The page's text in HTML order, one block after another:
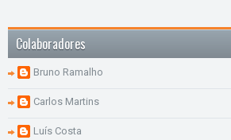
Colaboradores
Bruno Ramalho
Carlos Martins
Luís Costa